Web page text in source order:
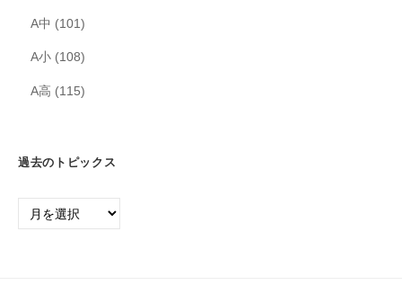
A中 (101)
A小(108)
A高 (115)
過去のトピックス
過